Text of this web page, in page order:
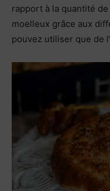
rapport à la quantité
moelleux grâce aux
pouvez utiliser que de